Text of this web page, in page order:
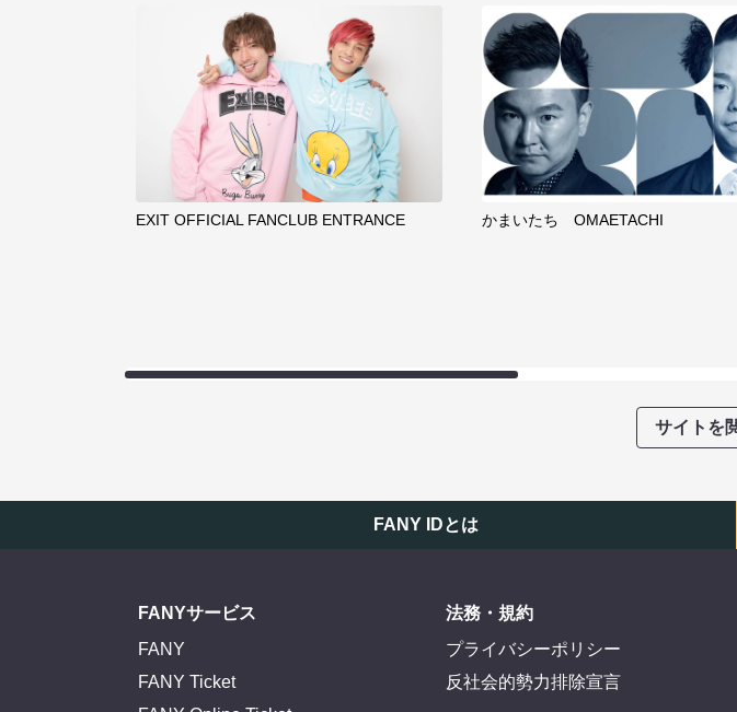
EXIT OFFICIAL FANCLUB ENTRANCE
かまいたち OMAETACHI
サイトを
FANY IDとは
FANYサービス
FANY
FANY Ticket
法務・規約
プライバシーポリシー
反社会的勢力排除宣言